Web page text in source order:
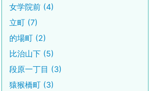
女学院前 (4)
立町 (7)
的場町 (2)
比治山下 (5)
段原一丁目 (3)
猿猴橋町 (3)